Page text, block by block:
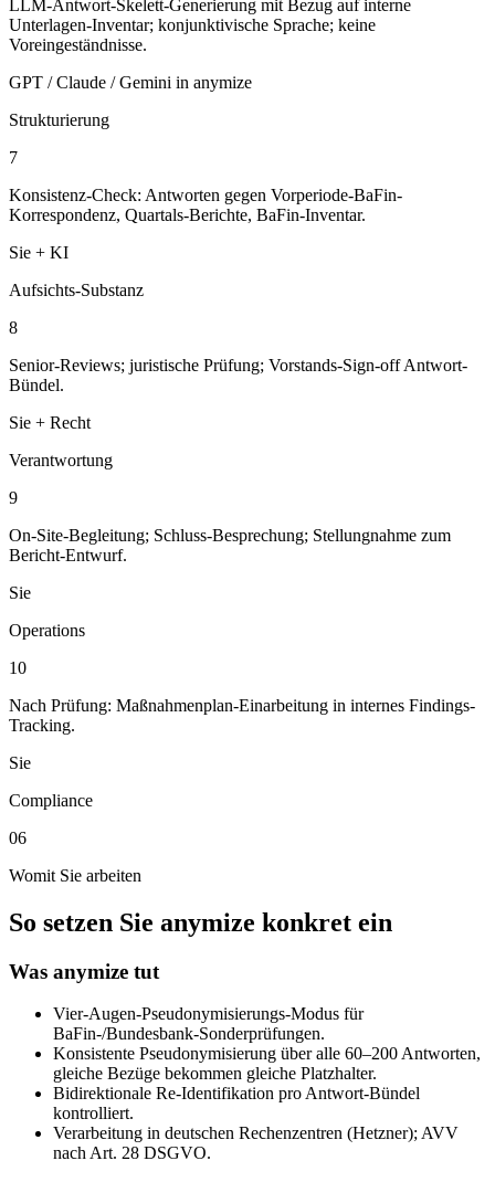
LLM-Antwort-Skelett-Generierung mit Bezug auf interne
Unterlagen-Inventar; konjunktivische Sprache; keine
Voreingeständnisse.
GPT / Claude / Gemini in anymize
Strukturierung
7
Konsistenz-Check: Antworten gegen Vorperiode-BaFin-
Korrespondenz, Quartals-Berichte, BaFin-Inventar.
Sie + KI
Aufsichts-Substanz
8
Senior-Reviews; juristische Prüfung; Vorstands-Sign-off Antwort-
Bündel.
Sie + Recht
Verantwortung
9
On-Site-Begleitung; Schluss-Besprechung; Stellungnahme zum
Bericht-Entwurf.
Sie
Operations
10
Nach Prüfung: Maßnahmenplan-Einarbeitung in internes Findings-
Tracking.
Sie
Compliance
06
Womit Sie arbeiten
So setzen Sie anymize konkret ein
Was anymize tut
Vier-Augen-Pseudonymisierungs-Modus für
BaFin-/Bundesbank-Sonderprüfungen.
Konsistente Pseudonymisierung über alle 60–200 Antworten,
gleiche Bezüge bekommen gleiche Platzhalter.
Bidirektionale Re-Identifikation pro Antwort-Bündel
kontrolliert.
Verarbeitung in deutschen Rechenzentren (Hetzner); AVV
nach Art. 28 DSGVO.